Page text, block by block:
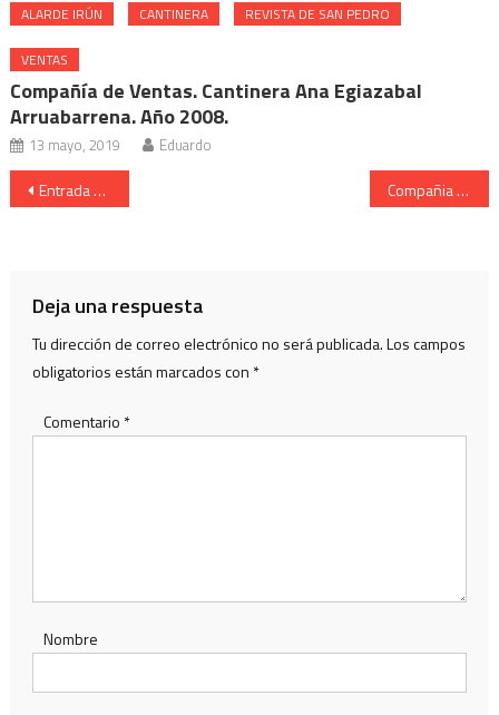
ALARDE IRÚN CANTINERA REVISTA DE SAN PEDRO
VENTAS
Compañía de Ventas. Cantinera Ana Egiazabal
Arruabarrena. Año 2008.
13 mayo, 2019 Eduardo
Navegación
Entrada del General del Alarde de San Marcial de Irun Compañia de infanteria del Alarde de San Marcial de Irun
Deja una respuesta
Tu dirección de correo electrónico no será publicada.Los campos
obligatorios están marcados con *
Comentario *
Nombre